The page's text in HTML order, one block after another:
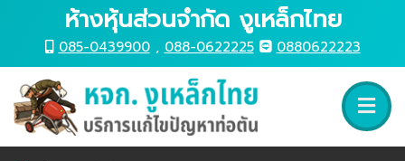
ห้างหุ้นส่วนจำกัด งูเหล็กไทย
085-0439900, 088-0622225 0880622223